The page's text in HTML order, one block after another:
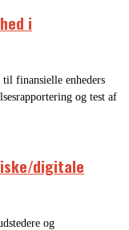
i
finansielle enheders
og test af
digitale
og